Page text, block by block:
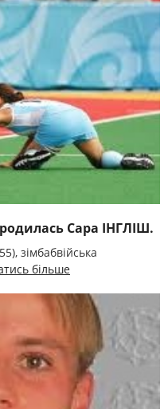
Сара ІНГЛІШ.
зімбабвійська
більше